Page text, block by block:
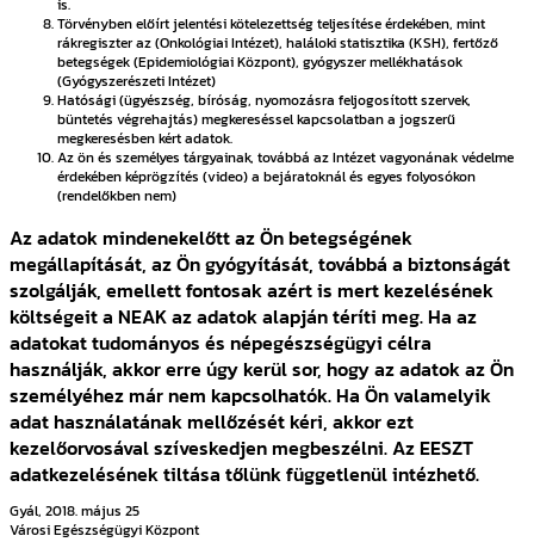
is.
Törvényben előírt jelentési kötelezettség teljesítése érdekében, mint
rákregiszter az (Onkológiai Intézet), haláloki statisztika (KSH), fertőző
betegségek (Epidemiológiai Központ), gyógyszer mellékhatások
(Gyógyszerészeti Intézet)
Hatósági (ügyészség, bíróság, nyomozásra feljogosított szervek,
büntetés végrehajtás) megkereséssel kapcsolatban a jogszerű
megkeresésben kért adatok.
Az ön és személyes tárgyainak, továbbá az Intézet vagyonának védelme
érdekében képrögzítés (video) a bejáratoknál és egyes folyosókon
(rendelőkben nem)
Az adatok mindenekelőtt az Ön betegségének
megállapítását, az Ön gyógyítását, továbbá a biztonságát
szolgálják, emellett fontosak azért is mert kezelésének
költségeit a NEAK az adatok alapján téríti meg. Ha az
adatokat tudományos és népegészségügyi célra
használják, akkor erre úgy kerül sor, hogy az adatok az Ön
személyéhez már nem kapcsolhatók. Ha Ön valamelyik
adat használatának mellőzését kéri, akkor ezt
kezelőorvosával szíveskedjen megbeszélni. Az EESZT
adatkezelésének tiltása tőlünk függetlenül intézhető.
Gyál, 2018. május 25
Városi Egészségügyi Központ